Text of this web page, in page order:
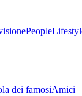
People
dei famosiAmici